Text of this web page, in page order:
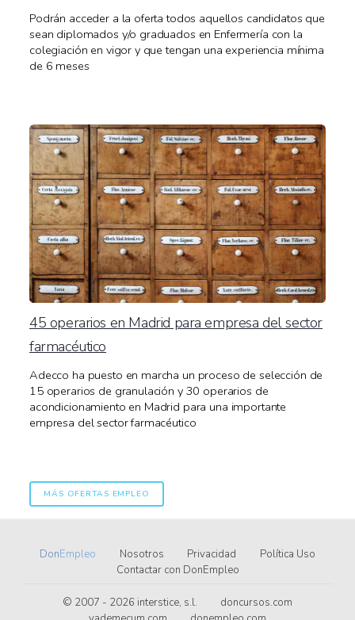
Podrán acceder a la oferta todos aquellos candidatos que
sean diplomados y/o graduados en Enfermería con la
colegiación en vigor y que tengan una experiencia mínima
de 6 meses
45 operarios en Madrid para empresa del sector
farmacéutico
Adecco ha puesto en marcha un proceso de selección de
15 operarios de granulación y 30 operarios de
acondicionamiento en Madrid para una importante
empresa del sector farmacéutico
MÁS OFERTAS EMPLEO
DonEmpleo Nosotros Privacidad
Política Uso
Contactar con DonEmpleo
© 2007 - 2026 .l.s ,ecitsretni
doncursos.com